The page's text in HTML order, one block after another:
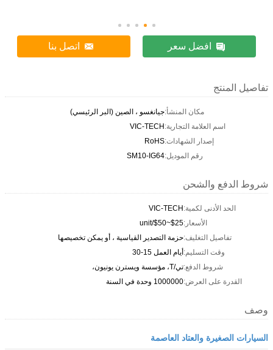
افضل سعر اتصل بنا
تفاصيل المنتج
مكان المنشأ:جيانغسو ، الصين (البر الرئيسي)
اسم العلامة التجارية:VIC-TECH
إصدار الشهادات:RoHS
رقم الموديل:SM10-IG64
شروط الدفع والشحن
الحد الأدنى لكمية:VIC-TECH
الأسعار:$25~$50/unit
تفاصيل التغليف:حزمة التصدير القياسية ، أو يمكن تخصيصها
وقت التسليم:أيام العمل 15-30
شروط الدفع:تي/T، مؤسسة ويسترن يونيون،
القدرة على العرض:1000000 وحدة في السنة
وصف
السيارات الصغيرة والعتاد العاصمة